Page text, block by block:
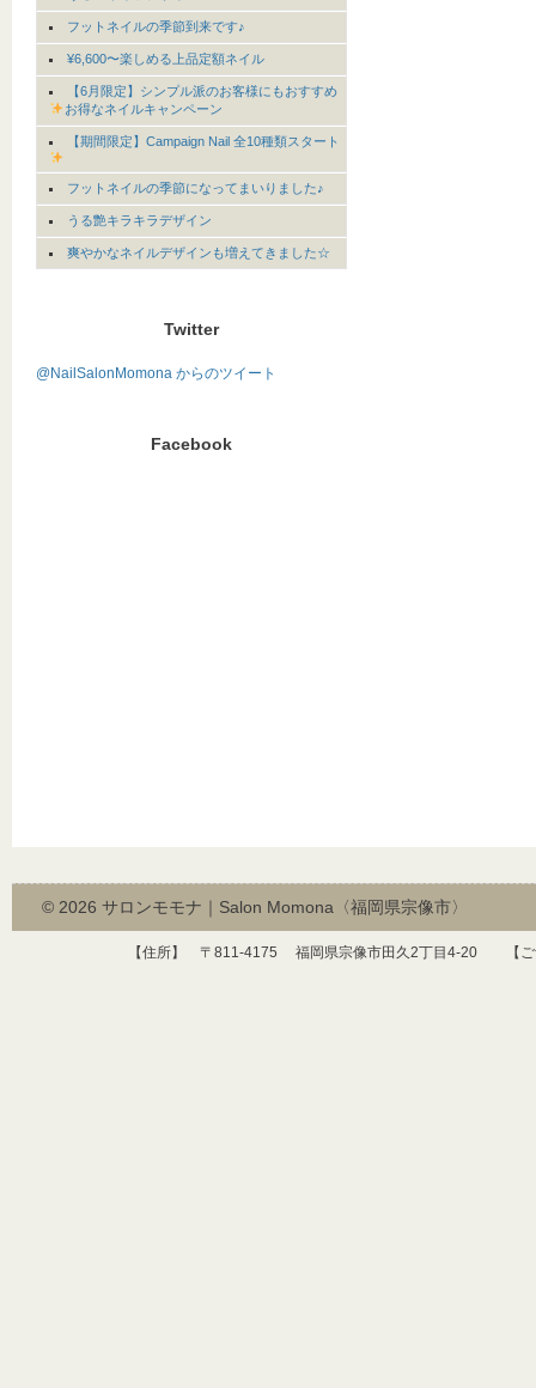
フットネイルの季節到来です♪
¥6,600〜楽しめる上品定額ネイル
【6月限定】シンプル派のお客様にもおすすめ
お得なネイルキャンペーン
【期間限定】Campaign Nail 全10種類スタート
フットネイルの季節になってまいりました♪
うる艶キラキラデザイン
爽やかなネイルデザインも増えてきました☆
Twitter
@NailSalonMomona からのツイート
Facebook
© 2026 サロンモモナ｜Salon Momona〈福岡県宗像市〉
【住所】 〒 811-4175 福岡県宗像市田久2丁目 4-20 【ご